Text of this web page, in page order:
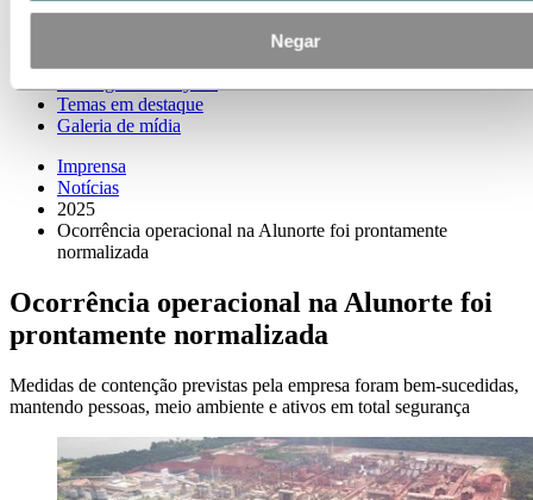
Negar
Contatos de meios de comunicação
Temas em destaque
Galeria de mídia
Imprensa
Notícias
2025
Ocorrência operacional na Alunorte foi prontamente
normalizada
Ocorrência operacional na Alunorte foi
prontamente normalizada
Medidas de contenção previstas pela empresa foram bem-sucedidas,
mantendo pessoas, meio ambiente e ativos em total segurança